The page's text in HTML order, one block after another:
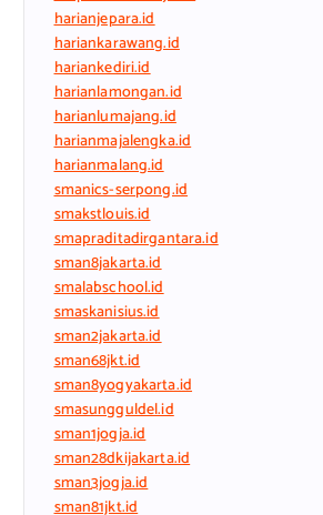
harianjepara.id
hariankarawang.id
hariankediri.id
harianlamongan.id
harianlumajang.id
harianmajalengka.id
harianmalang.id
smanics-serpong.id
smakstlouis.id
smapraditadirgantara.id
sman8jakarta.id
smalabschool.id
smaskanisius.id
sman2jakarta.id
sman68jkt.id
sman8yogyakarta.id
smasungguldel.id
sman1jogja.id
sman28dkijakarta.id
sman3jogja.id
sman81jkt.id